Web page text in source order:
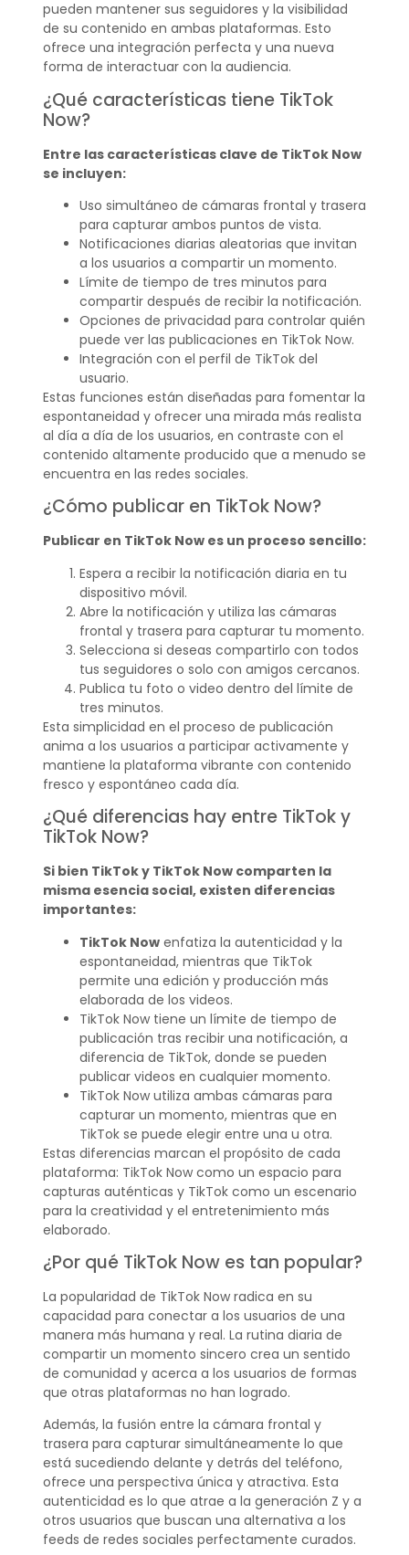
pueden mantener sus seguidores y la visibilidad
de su contenido en ambas plataformas. Esto
ofrece una integración perfecta y una nueva
forma de interactuar con la audiencia.
¿Qué características tiene TikTok
Now?
Entre las características clave de TikTok Now
se incluyen:
Uso simultáneo de cámaras frontal y trasera
para capturar ambos puntos de vista.
Notificaciones diarias aleatorias que invitan
a los usuarios a compartir un momento.
Límite de tiempo de tres minutos para
compartir después de recibir la notificación.
Opciones de privacidad para controlar quién
puede ver las publicaciones en TikTok Now.
Integración con el perfil de TikTok del
usuario.
Estas funciones están diseñadas para fomentar la
espontaneidad y ofrecer una mirada más realista
al día a día de los usuarios, en contraste con el
contenido altamente producido que a menudo se
encuentra en las redes sociales.
¿Cómo publicar en TikTok Now?
Publicar en TikTok Now es un proceso sencillo:
Espera a recibir la notificación diaria en tu
dispositivo móvil.
Abre la notificación y utiliza las cámaras
frontal y trasera para capturar tu momento.
Selecciona si deseas compartirlo con todos
tus seguidores o solo con amigos cercanos.
Publica tu foto o video dentro del límite de
tres minutos.
Esta simplicidad en el proceso de publicación
anima a los usuarios a participar activamente y
mantiene la plataforma vibrante con contenido
fresco y espontáneo cada día.
¿Qué diferencias hay entre TikTok y
TikTok Now?
Si bien TikTok y TikTok Now comparten la
misma esencia social, existen diferencias
importantes:
TikTok Nowenfatiza la autenticidad y la
espontaneidad, mientras que TikTok
permite una edición y producción más
elaborada de los videos.
TikTok Now tiene un límite de tiempo de
publicación tras recibir una notificación, a
diferencia de TikTok, donde se pueden
publicar videos en cualquier momento.
TikTok Now utiliza ambas cámaras para
capturar un momento, mientras que en
TikTok se puede elegir entre una u otra.
Estas diferencias marcan el propósito de cada
plataforma: TikTok Now como un espacio para
capturas auténticas y TikTok como un escenario
para la creatividad y el entretenimiento más
elaborado.
¿Por qué TikTok Now es tan popular?
La popularidad de TikTok Now radica en su
capacidad para conectar a los usuarios de una
manera más humana y real. La rutina diaria de
compartir un momento sincero crea un sentido
de comunidad y acerca a los usuarios de formas
que otras plataformas no han logrado.
Además, la fusión entre la cámara frontal y
trasera para capturar simultáneamente lo que
está sucediendo delante y detrás del teléfono,
ofrece una perspectiva única y atractiva. Esta
autenticidad es lo que atrae a la generación Z y a
otros usuarios que buscan una alternativa a los
feeds de redes sociales perfectamente curados.